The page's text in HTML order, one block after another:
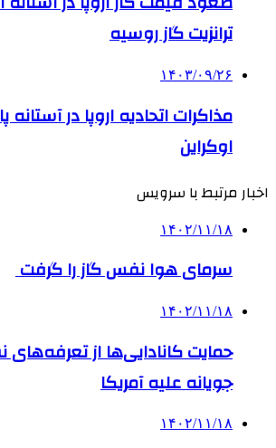
ترانزیت گاز روسیه
۱۴۰۳/۰۹/۲۶
مذاکرات اتحادیه اروپا در آستانه
اوکراین
اخبار مرتبط با سرویس
۱۴۰۲/۱۱/۱۸
سرمای هوا نفس گاز را گرفت
۱۴۰۲/۱۱/۱۸
حمایت کانادایی‌ها از
جویانه علیه آمریکا
۱۴۰۲/۱۱/۱۸